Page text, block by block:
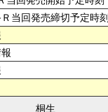
当回発売締切予定時刻
桐生